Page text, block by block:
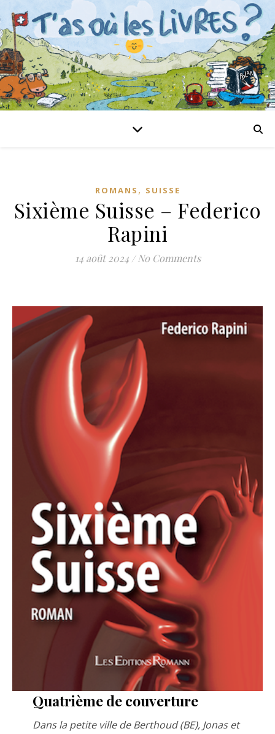
ROMANS , SUISSE
Sixième Suisse – Federico
Rapini
14 août 2024 / No Comments
Quatrième de couverture
Dans la petite ville de Berthoud (BE), Jonas et